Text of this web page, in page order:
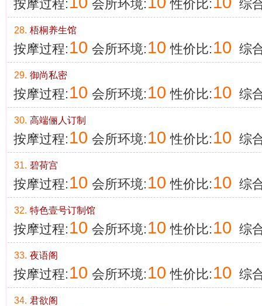
按摩过程: 会所环境: 性价比: 综
28. 梧桐养生馆
按摩过程: 10 会所环境: 10 性价比: 10 综
29. 御尚私密
按摩过程: 10 会所环境: 10 性价比: 10 综
30. 高端俪人订制
按摩过程: 10 会所环境: 10 性价比: 10 综
31. 碧荷宫
按摩过程: 10 会所环境: 10 性价比: 10 综
32. 特色壹号订制馆
按摩过程: 10 会所环境: 10 性价比: 10 综
33. 夜语阁
按摩过程: 10 会所环境: 10 性价比: 10 综
34. 君欲阁